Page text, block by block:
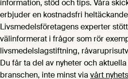
information, stöd och tips. Våra
erbjuder en kostnadsfri
Livsmedelsföretagens experter
välinformerat i frågor som rör
livsmedelslagstiftning,
Du får ta del av nyheter och
branschen, inte minst via vårt